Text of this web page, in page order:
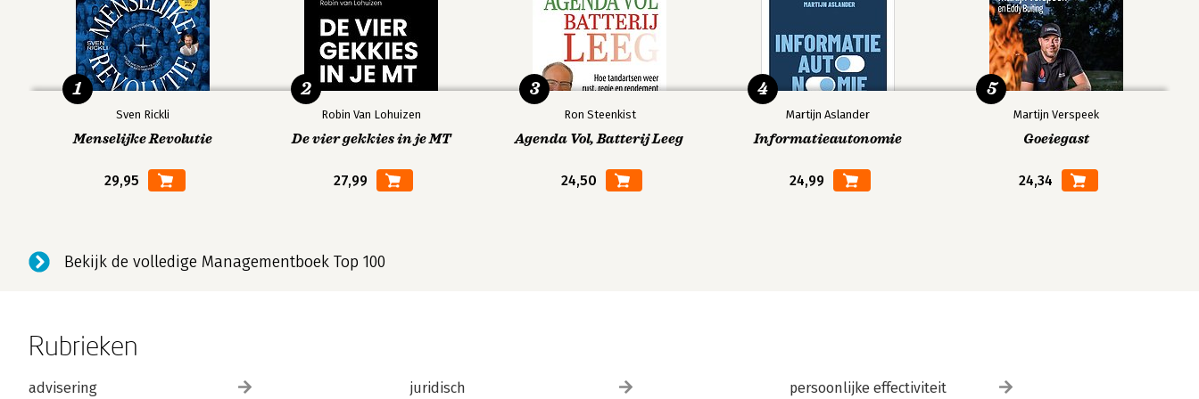
Sven Rickli
Menselijke Revolutie
29,95
1
Robin Van Lohuizen
De vier gekkies in je MT
27,99
2
Ron Steenkist
Agenda Vol, Batterij Leeg
24,50
3
Martijn Aslander
Informatieautonomie
24,99
4
Martijn Verspeek
Goeiegast
24,34
5
Bekijk de volledige Managementboek Top 100
Rubrieken
advisering juridisch persoonlijke effectiviteit